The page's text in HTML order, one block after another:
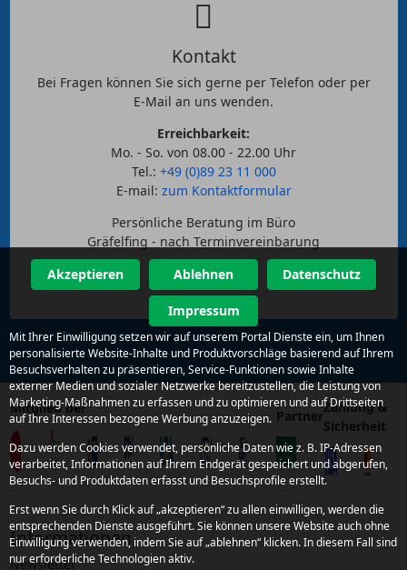
Kontakt
Bei Fragen können Sie sich gerne per Telefon oder per
E-Mail an uns wenden.
Erreichbarkeit:
Mo. - So. von 08.00 - 22.00 Uhr
Tel.: +49 (0)89 23 11 000
E-mail: zum Kontaktformular
Persönliche Beratung im Büro
Gräfelfing - nach Terminvereinbarung
Mitglied bei Partner
Zahlung &
Sicherheit
Informationen
Newsletter
Akzeptieren Ablehnen Datenschutz
Impressum
Mit Ihrer Einwilligung setzen wir auf unserem Portal Dienste ein, um Ihnen
personalisierte Website-Inhalte und Produktvorschläge basierend auf Ihrem
Besuchsverhalten zu präsentieren, Service-Funktionen sowie Inhalte
externer Medien und sozialer Netzwerke bereitzustellen, die Leistung von
Marketing-Maßnahmen zu erfassen und zu optimieren und auf Drittseiten
auf Ihre Interessen bezogene Werbung anzuzeigen.
Dazu werden Cookies verwendet, persönliche Daten wie z. B. IP-Adressen
verarbeitet, Informationen auf Ihrem Endgerät gespeichert und abgerufen,
Besuchs- und Produktdaten erfasst und Besuchsprofile erstellt.
Erst wenn Sie durch Klick auf „akzeptieren“ zu allen einwilligen, werden die
entsprechenden Dienste ausgeführt. Sie können unsere Website auch ohne
Einwilligung verwenden, indem Sie auf „ablehnen“ klicken. In diesem Fall sind
nur erforderliche Technologien aktiv.